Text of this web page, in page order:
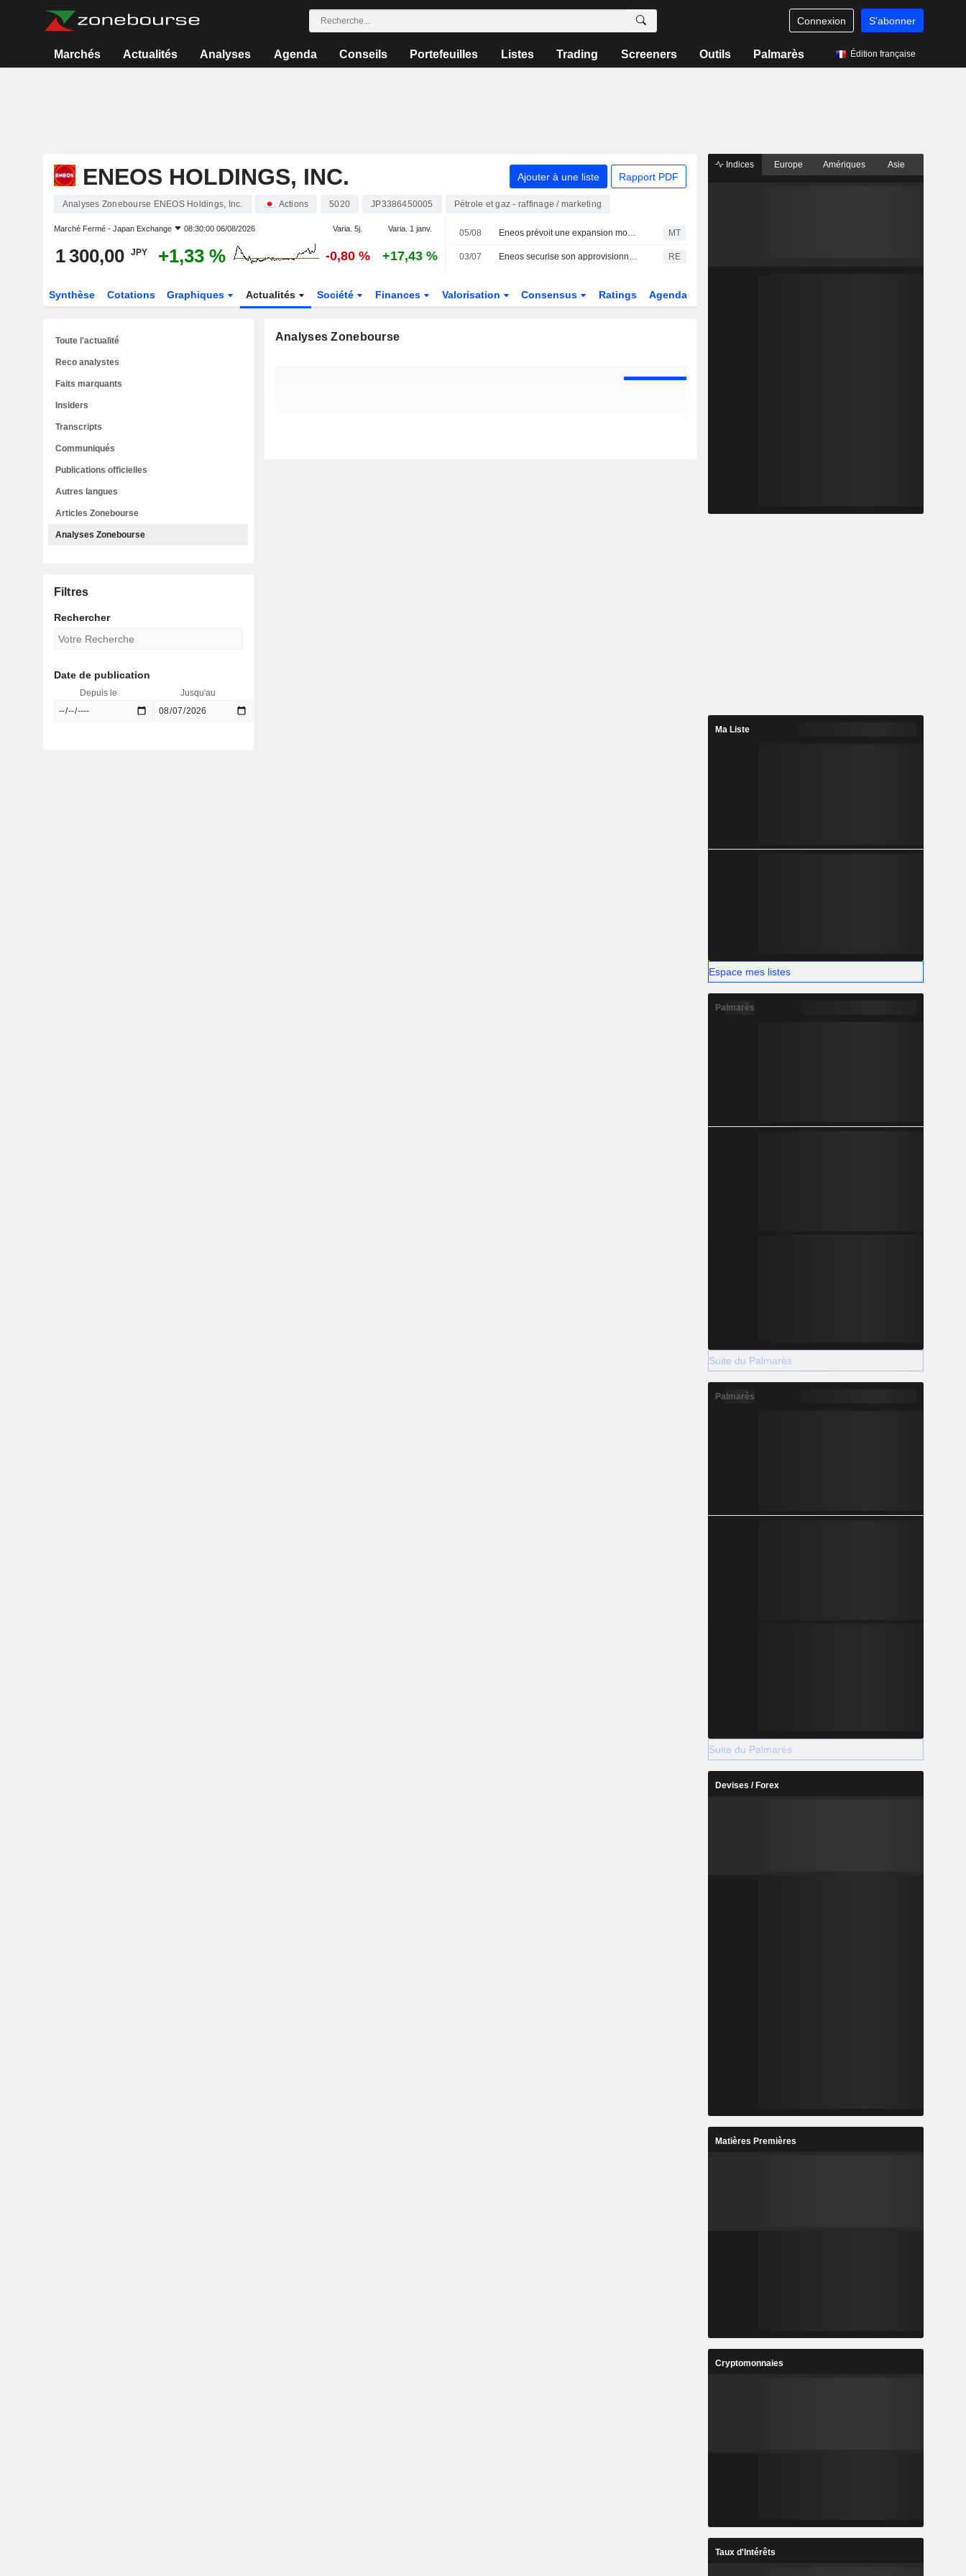
Connexion S'abonner
Marchés Actualités Analyses Agenda Conseils Portefeuilles Listes Trading Screeners Outils Palmarès Édition française
ENEOS HOLDINGS, INC. Ajouter à une liste Rapport PDF
Analyses Zonebourse ENEOS Holdings, Inc. Actions 5020 JP3386450005 Pétrole et gaz - raffinage / marketing
Marché Fermé - Japan Exchange 08:30:00 06/08/2026 Varia. 5j. Varia. 1 janv.
1 300,00 JPY +1,33 % -0,80 % +17,43 %
05/08 Eneos prévoit une expansion mondiale de 1 000 milliards de yens MT
03/07 Eneos securise son approvisionnement en brut jusqu'en septembre et cherche a diversifier ses sources RE
Synthèse Cotations Graphiques Actualités Société Finances Valorisation Consensus Ratings Agenda
Analyses Zonebourse
Toute l'actualité
Reco analystes
Faits marquants
Insiders
Transcripts
Communiqués
Publications officielles
Autres langues
Articles Zonebourse
Analyses Zonebourse
Filtres
Rechercher
Date de publication
Depuis le Jusqu'au
Indices Europe Amériques Asie
Ma Liste
Espace mes listes
Palmarès
Suite du Palmarès
Palmarès
Suite du Palmarès
Devises / Forex
Matières Premières
Cryptomonnaies
Taux d'Intérêts